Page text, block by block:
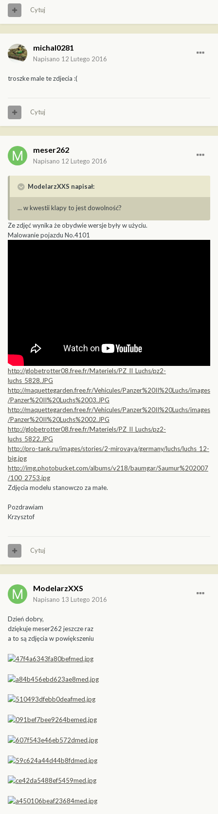
Cytuj
michal0281
Napisano 12 Lutego 2016
troszke male te zdjecia :(
Cytuj
meser262
Napisano 12 Lutego 2016
ModelarzXXS napisał:
... w kwestii klapy to jest dowolność?
Ze zdjęć wynika że obydwie wersje były w użyciu.
Malowanie pojazdu No.4101
http://globetrotter08.free.fr/Materiels/PZ_II_Luchs/pz2-
luchs_5828.JPG
http://maquettegarden.free.fr/Vehicules/Panzer%20II%20Luchs/images
/Panzer%20II%20Luchs%2003.JPG
http://maquettegarden.free.fr/Vehicules/Panzer%20II%20Luchs/images
/Panzer%20II%20Luchs%2002.JPG
http://globetrotter08.free.fr/Materiels/PZ_II_Luchs/pz2-
luchs_5822.JPG
http://pro-tank.ru/images/stories/2-mirovaya/germany/luchs/luchs_12-
big.jpg
http://img.photobucket.com/albums/v218/baumgar/Saumur%202007
/100_2753.jpg
Zdjęcia modelu stanowczo za małe.
Pozdrawiam
Krzysztof
Cytuj
ModelarzXXS
Napisano 13 Lutego 2016
Dzień dobry,
dziękuje meser262 jeszcze raz
a to są zdjęcia w powiększeniu